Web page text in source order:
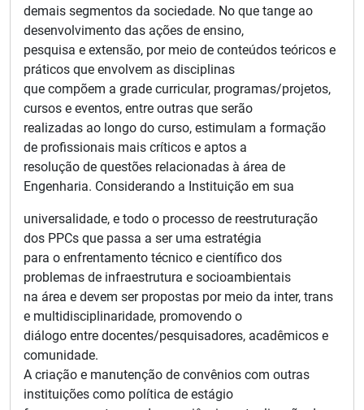
demais segmentos da sociedade. No que tange ao
desenvolvimento das ações de ensino,
pesquisa e extensão, por meio de conteúdos teóricos e
práticos que envolvem as disciplinas
que compõem a grade curricular, programas/projetos,
cursos e eventos, entre outras que serão
realizadas ao longo do curso, estimulam a formação
de profissionais mais críticos e aptos a
resolução de questões relacionadas à área de
Engenharia. Considerando a Instituição em sua
universalidade, e todo o processo de reestruturação
dos PPCs que passa a ser uma estratégia
para o enfrentamento técnico e científico dos
problemas de infraestrutura e socioambientais
na área e devem ser propostas por meio da inter, trans
e multidisciplinaridade, promovendo o
diálogo entre docentes/pesquisadores, acadêmicos e
comunidade.
A criação e manutenção de convênios com outras
instituições como política de estágio